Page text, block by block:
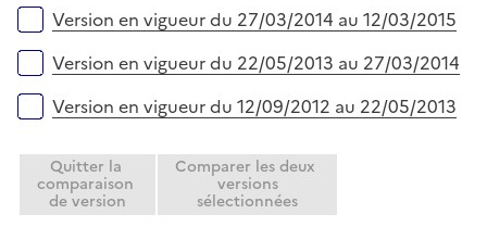
Version en vigueur du 27/03/2014 au 12/03/2015
Version en vigueur du 22/05/2013 au 27/03/2014
Version en vigueur du 12/09/2012 au 22/05/2013
Quitter la
comparaison
de version
Comparer les deux
versions
sélectionnées